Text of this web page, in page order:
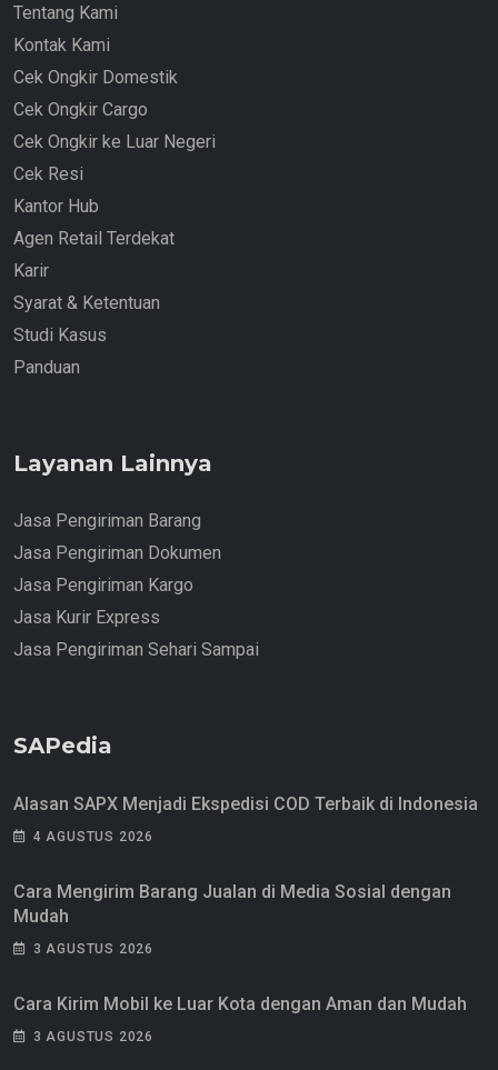
Tentang Kami
Kontak Kami
Cek Ongkir Domestik
Cek Ongkir Cargo
Cek Ongkir ke Luar Negeri
Cek Resi
Kantor Hub
Agen Retail Terdekat
Karir
Syarat & Ketentuan
Studi Kasus
Panduan
Layanan Lainnya
Jasa Pengiriman Barang
Jasa Pengiriman Dokumen
Jasa Pengiriman Kargo
Jasa Kurir Express
Jasa Pengiriman Sehari Sampai
SAPedia
Alasan SAPX Menjadi Ekspedisi COD Terbaik di Indonesia
4 AGUSTUS 2026
Cara Mengirim Barang Jualan di Media Sosial dengan
Mudah
3 AGUSTUS 2026
Cara Kirim Mobil ke Luar Kota dengan Aman dan Mudah
3 AGUSTUS 2026